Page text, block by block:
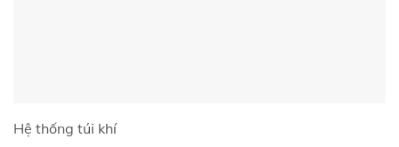
Hệ thống túi khí